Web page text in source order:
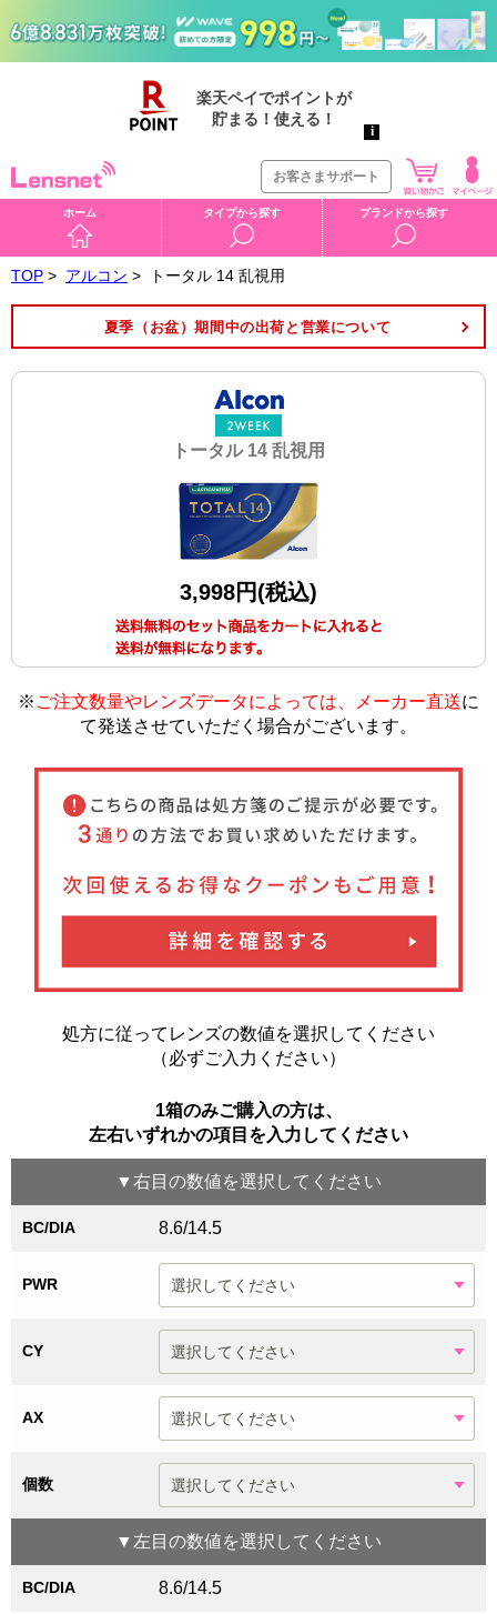
お客さまサポート
ホーム タイプから探す ブランドから探す
TOP > アルコン > トータル 14 乱視用
夏季（お盆）期間中の出荷と営業について
トータル 14 乱視用
3,998円(税込)
※ ご注文数量やレンズデータによっては、メーカー直送に
て発送させていただく場合がございます。
処方に従ってレンズの数値を選択してください
（必ずご入力ください）
1箱のみご購入の方は、
左右いずれかの項目を入力してください
▼右目 の数値を選択してください
BC/DIA 8.6/14.5
PWR
CY
AX
個数
▼ 左目 の数値を選択してください
BC/DIA 8.6/14.5